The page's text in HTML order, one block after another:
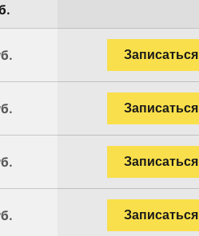
Записаться
Записаться
Записаться
Записаться